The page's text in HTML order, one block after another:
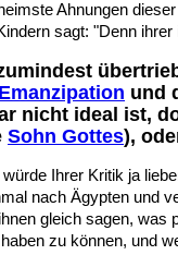
Ahnungen dieser
sagt: "Denn
Emanzipation und
nicht ideal ist,
Sohn Gottes),
Ihrer Kritik ja
nach Ägypten und
gleich sagen, was
zu können, und